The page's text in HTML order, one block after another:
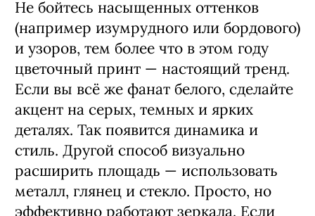
Не бойтесь насыщенных оттенков
(например изумрудного или бордового)
и узоров, тем более что в этом году
цветочный принт — настоящий тренд.
Если вы всё же фанат белого, сделайте
акцент на серых, темных и ярких
деталях. Так появится динамика и
стиль. Другой способ визуально
расширить площадь — использовать
металл, глянец и стекло. Просто, но
эффективно работают зеркала. Если